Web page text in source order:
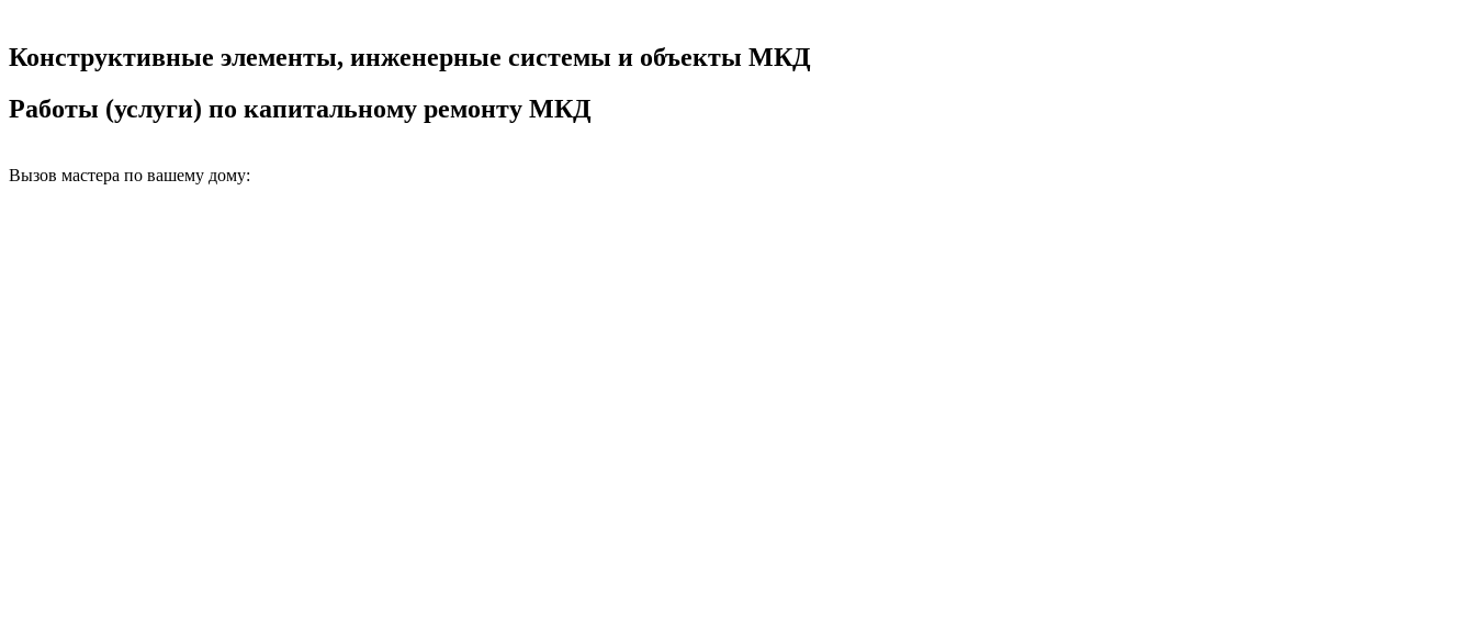
Конструктивные элементы, инженерные системы и объекты МКД
Работы (услуги) по капитальному ремонту МКД
Вызов мастера по вашему дому: